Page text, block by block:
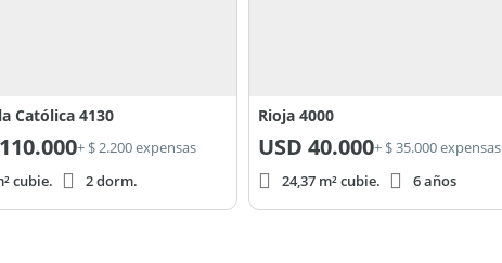
Católica 4130
110.000+ $ 2.200 expensas
cubie.
2 dorm.
Rioja 4000
USD 40.000+ $ 35.000 expensas
24,37 m² cubie.
6 años